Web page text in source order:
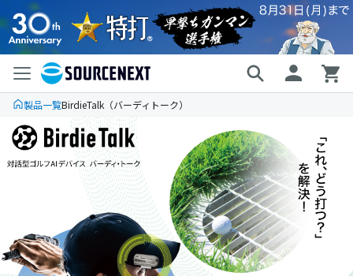
製品一覧BirdieTalk（バーディトーク）